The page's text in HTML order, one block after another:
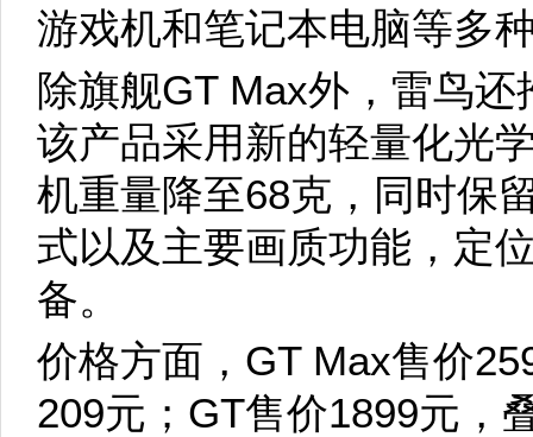
游戏机和笔记本电脑等多
除旗舰GT Max外，雷鸟
该产品采用新的轻量化光
机重量降至68克，同时保
式以及主要画质功能，定
备。
价格方面，GT Max售价
209元；GT售价1899元，